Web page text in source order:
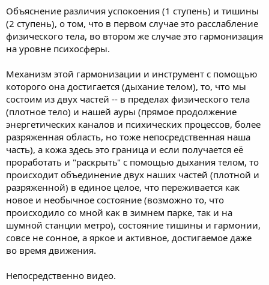
Объяснение различия успокоения (1 ступень) и тишины
(2 ступень), о том, что в первом случае это расслабление
физического тела, во втором же случае это гармонизация
на уровне психосферы.
Механизм этой гармонизации и инструмент с помощью
которого она достигается (дыхание телом), то, что мы
состоим из двух частей -- в пределах физического тела
(плотное тело) и нашей ауры (прямое продолжение
энергетических каналов и психических процессов, более
разряженная область, но тоже непосредственная наша
часть), а кожа здесь это граница и если получается её
проработать и "раскрыть" с помощью дыхания телом, то
происходит объединение двух наших частей (плотной и
разряженной) в единое целое, что переживается как
новое и необычное состояние (возможно то, что
происходило со мной как в зимнем парке, так и на
шумной станции метро), состояние тишины и гармонии,
совсе не сонное, а яркое и активное, достигаемое даже
во время движения.
Непосредственно видео.